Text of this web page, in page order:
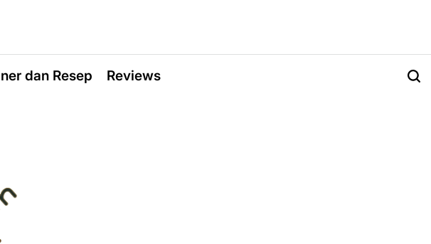
dan Resep Reviews